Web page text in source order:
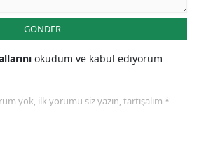
GÖNDER
okudum ve kabul ediyorum
yok, ilk yorumu siz yazın, tartışalım *